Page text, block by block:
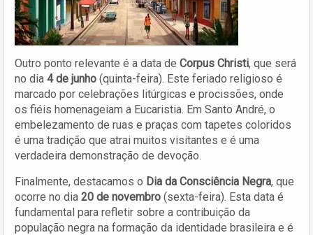
Outro ponto relevante é a data de Corpus Christi, que será
no dia 4 de junho (quinta-feira). Este feriado religioso é
marcado por celebrações litúrgicas e procissões, onde
os fiéis homenageiam a Eucaristia. Em Santo André, o
embelezamento de ruas e praças com tapetes coloridos
é uma tradição que atrai muitos visitantes e é uma
verdadeira demonstração de devoção.
Finalmente, destacamos o Dia da Consciência Negra, que
ocorre no dia 20 de novembro (sexta-feira). Esta data é
fundamental para refletir sobre a contribuição da
população negra na formação da identidade brasileira e é